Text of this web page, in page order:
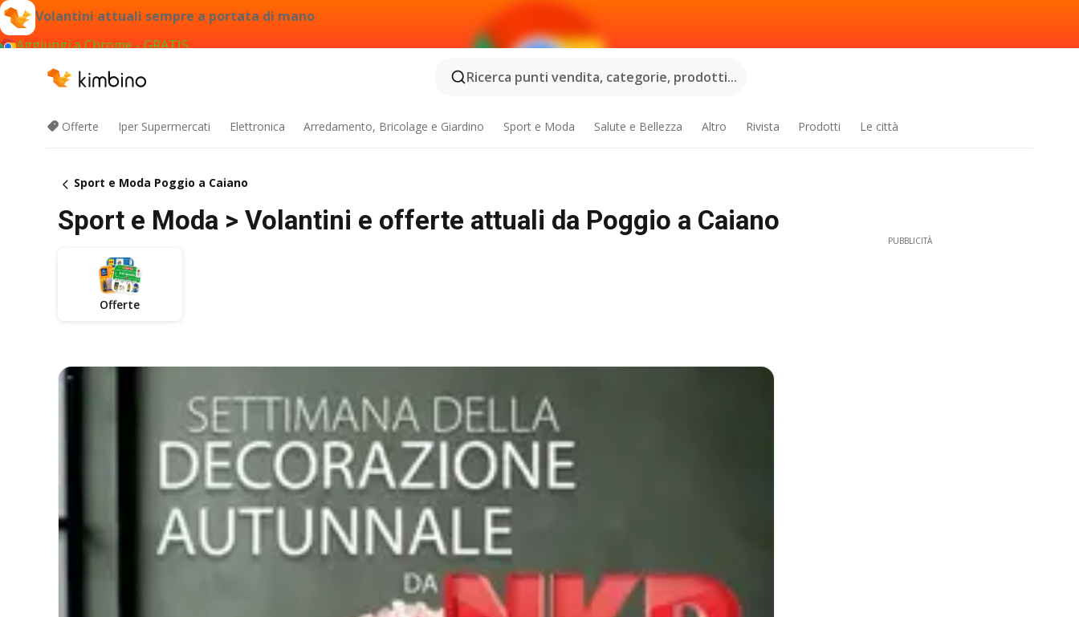
Volantini attuali sempre a portata di mano
Aggiungi a Chrome - GRATIS
Ricerca punti vendita, categorie, prodotti...
Offerte Iper Supermercati Elettronica Arredamento, Bricolage e Giardino Sport e Moda Salute e Bellezza Altro Rivista Prodotti Le città
Sport e Moda Poggio a Caiano
Sport e Moda > Volantini e offerte attuali da Poggio a Caiano
Offerte
PUBBLICITÀ